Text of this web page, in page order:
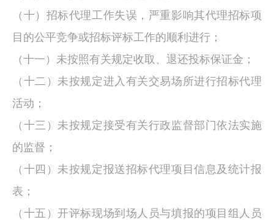
（十）招标代理工作失误，严重影响其代理招标项
目的公平竞争或招标评标工作的顺利进行；
（十一）未按照有关规定收取、退还投标保证金；
（十二）未按规定进入有关交易场所进行招标代理
活动；
（十三）未按规定接受有关行政监督部门依法实施
的监督；
（十四）未按规定报送招标代理项目信息及统计报
表；
（十五）开评标现场到场人员与填报的项目组人员